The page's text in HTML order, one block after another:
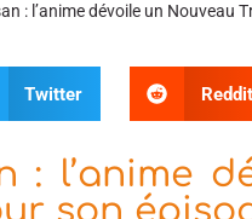
: l’anime dévoile un Nouveau
Twitter Reddit
: l’anime